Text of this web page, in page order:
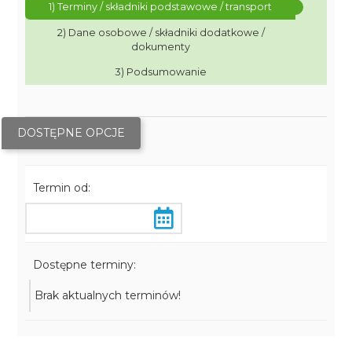
1) Terminy / składniki podstawowe / transport
2) Dane osobowe / składniki dodatkowe /
dokumenty
3) Podsumowanie
DOSTĘPNE OPCJE
Termin od:
Dostępne terminy:
Brak aktualnych terminów!